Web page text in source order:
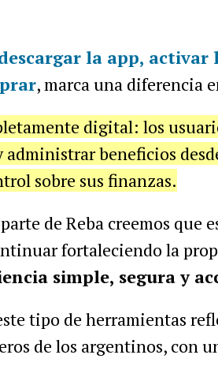
la app,
, marca una diferencia
digital: los
administrar beneficios
sobre sus finanzas.
de Reba creemos que
fortaleciendo la
simple, segura y
tipo de herramientas
de los argentinos, con